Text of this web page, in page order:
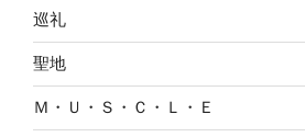
巡礼
聖地
Ｍ・Ｕ・Ｓ・Ｃ・Ｌ・Ｅ